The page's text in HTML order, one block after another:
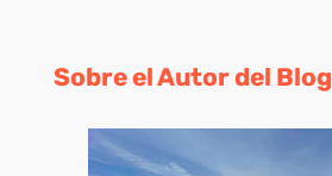
Sobre el Autor del Blog